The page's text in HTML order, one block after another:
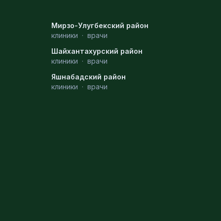
Мирзо-Улугбекский район
клиники · врачи
Шайхантахурский район
клиники · врачи
Яшнабадский район
клиники · врачи